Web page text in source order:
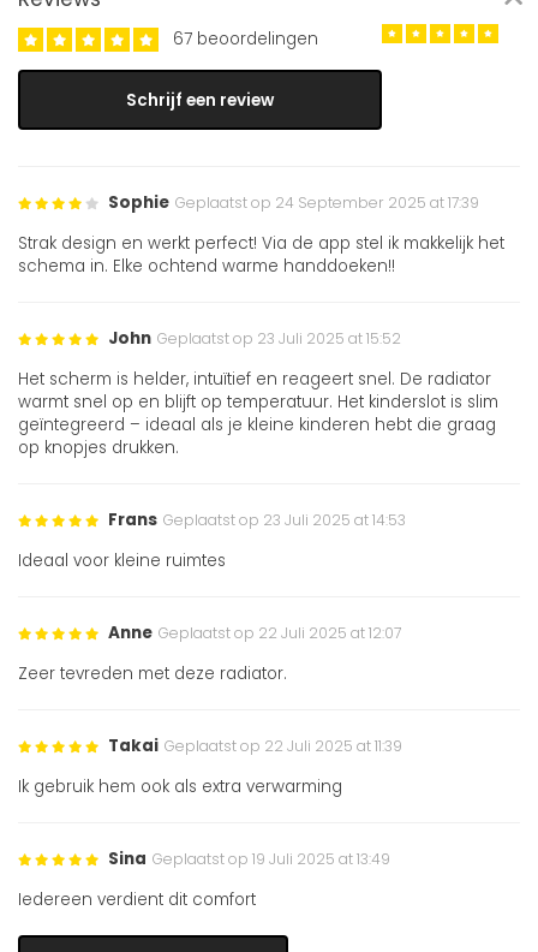
67 beoordelingen
Schrijf een review
Sophie Geplaatst op 24 September 2025 at 17:39
Strak design en werkt perfect! Via de app stel ik makkelijk het
schema in. Elke ochtend warme handdoeken!!
John Geplaatst op 23 Juli 2025 at 15:52
Het scherm is helder, intuïtief en reageert snel. De radiator
warmt snel op en blijft op temperatuur. Het kinderslot is slim
geïntegreerd – ideaal als je kleine kinderen hebt die graag
op knopjes drukken.
Frans Geplaatst op 23 Juli 2025 at 14:53
Ideaal voor kleine ruimtes
Anne Geplaatst op 22 Juli 2025 at 12:07
Zeer tevreden met deze radiator.
Takai Geplaatst op 22 Juli 2025 at 11:39
Ik gebruik hem ook als extra verwarming
Sina Geplaatst op 19 Juli 2025 at 13:49
Iedereen verdient dit comfort